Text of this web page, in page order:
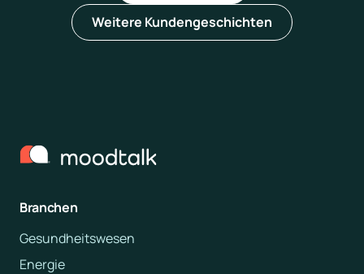
Weitere Kundengeschichten
Branchen
Gesundheitswesen
Energie